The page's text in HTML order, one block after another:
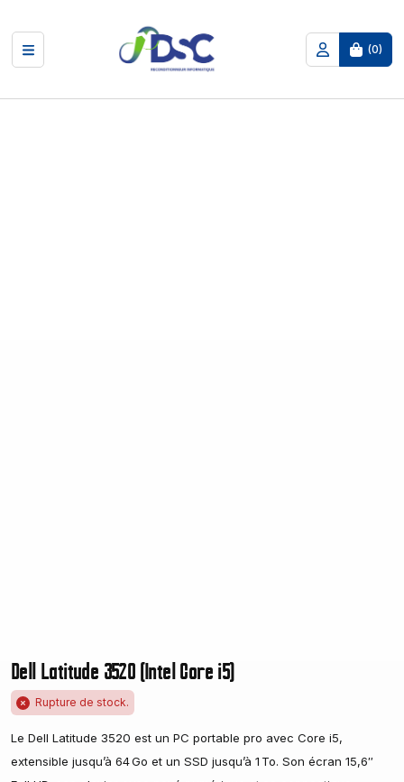
(0)
Dell Latitude 3520 (Intel Core i5)
Rupture de stock.
Le Dell Latitude 3520 est un PC portable pro avec Core i5,
extensible jusqu’à 64 Go et un SSD jusqu’à 1 To. Son écran 15,6″